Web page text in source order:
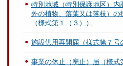
特別地域（特別保護地区）内
外の植物、落葉又は落枝）
（様式第１（３））
施設供用再開届（様式第７号
事業の休止（廃止）届（様式